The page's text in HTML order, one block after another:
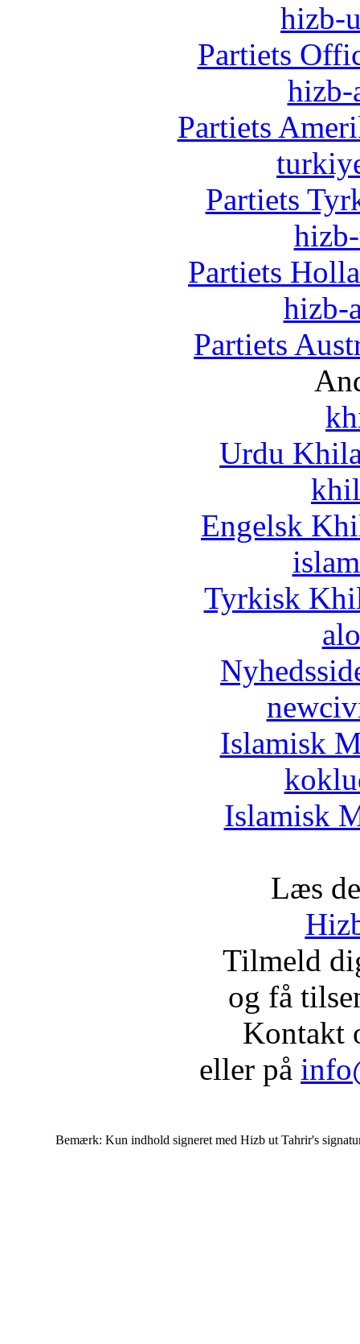
hizb-
Partiets
hizb-
Partiets
Partiets
Partiets
hizb-
Partiets
Urdu
Engelsk
Tyrkisk
Islamisk
Islamisk
Læs
Tilmeld
og få
Kontakt
eller på
Bemærk: Kun indhold signeret med Hizb ut Tahrir's